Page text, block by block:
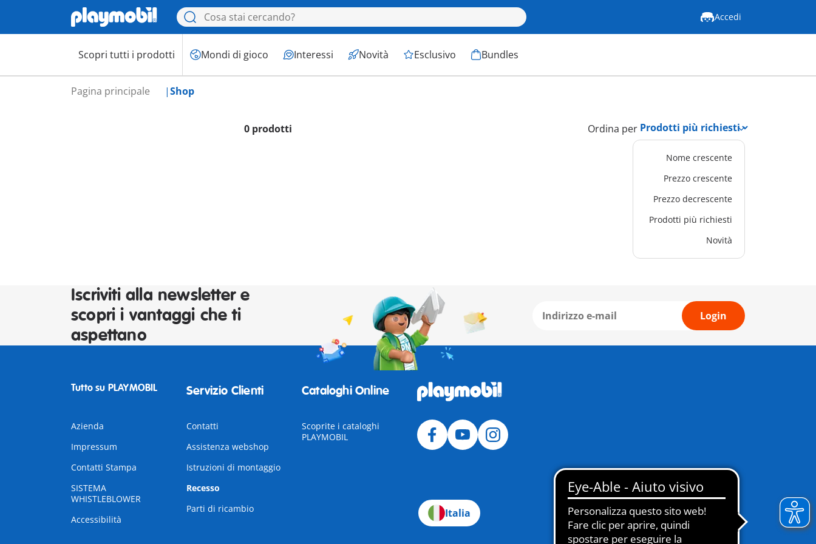
Accedi
Scopri tutti i prodotti Mondi di gioco Interessi Novità Esclusivo Bundles
Pagina principale Shop
0 prodotti Ordina per
Nome crescente
Prezzo crescente
Prezzo decrescente
Prodotti più richiesti
Novità
Iscriviti alla newsletter e
scopri i vantaggi che ti
aspettano
Login
Tutto su PLAYMOBIL
Azienda
Impressum
Contatti Stampa
SISTEMA
WHISTLEBLOWER
Accessibilità
Servizio Clienti
Contatti
Assistenza webshop
Istruzioni di montaggio
Recesso
Parti di ricambio
Cataloghi Online
Scoprite i cataloghi
PLAYMOBIL
Italia